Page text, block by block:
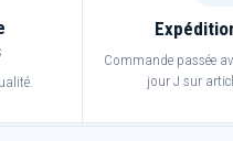
Commande passée
jour J sur